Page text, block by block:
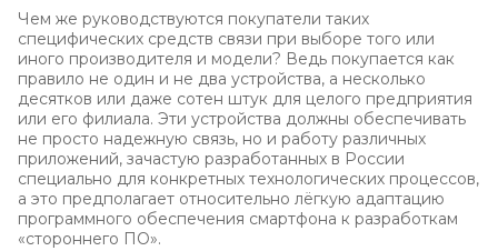
Чем же руководствуются покупатели таких
специфических средств связи при выборе того или
иного производителя и модели? Ведь покупается как
правило не один и не два устройства, а несколько
десятков или даже сотен штук для целого предприятия
или его филиала. Эти устройства должны обеспечивать
не просто надежную связь, но и работу различных
приложений, зачастую разработанных в России
специально для конкретных технологических процессов,
а это предполагает относительно лёгкую адаптацию
программного обеспечения смартфона к разработкам
«стороннего ПО».